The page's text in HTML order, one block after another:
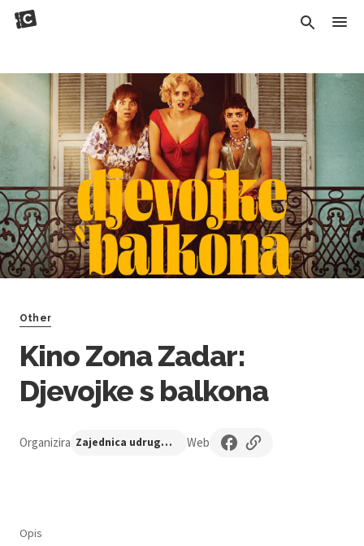
Other
Kino Zona Zadar:
Djevojke s balkona
Organizira Zajednica udruga Centar nezavisne kulture Web
Opis